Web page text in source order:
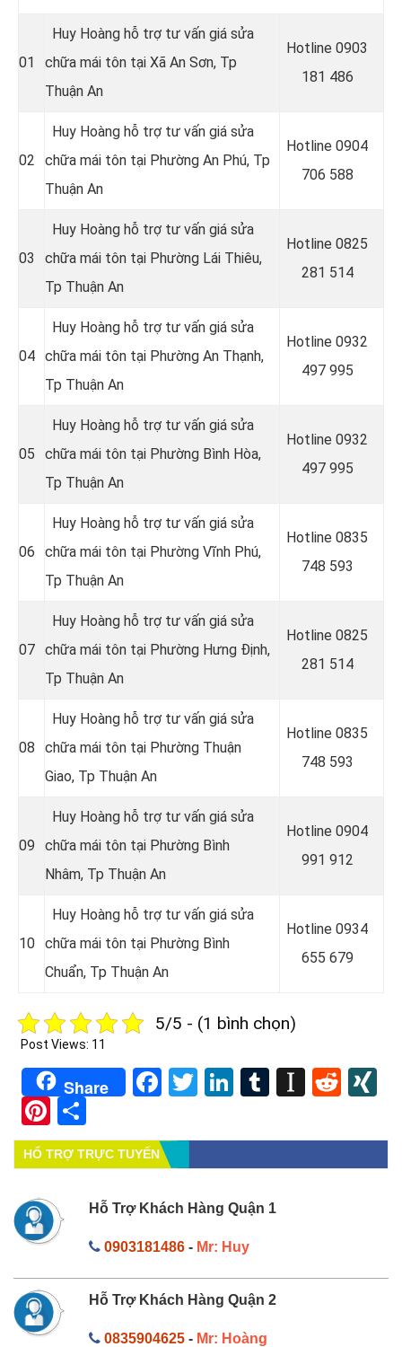
01
Huy Hoàng hỗ trợ tư vấn giá sửa
chữa mái tôn tại Xã An Sơn, Tp
Thuận An
Hotline 0903
181 486
02
Huy Hoàng hỗ trợ tư vấn giá sửa
chữa mái tôn tại Phường An Phú, Tp
Thuận An
Hotline 0904
706 588
03
Huy Hoàng hỗ trợ tư vấn giá sửa
chữa mái tôn tại Phường Lái Thiêu,
Tp Thuận An
Hotline 0825
281 514
04
Huy Hoàng hỗ trợ tư vấn giá sửa
chữa mái tôn tại Phường An Thạnh,
Tp Thuận An
Hotline 0932
497 995
05
Huy Hoàng hỗ trợ tư vấn giá sửa
chữa mái tôn tại Phường Bình Hòa,
Tp Thuận An
Hotline 0932
497 995
06
Huy Hoàng hỗ trợ tư vấn giá sửa
chữa mái tôn tại Phường Vĩnh Phú,
Tp Thuận An
Hotline 0835
748 593
07
Huy Hoàng hỗ trợ tư vấn giá sửa
chữa mái tôn tại Phường Hưng Định,
Tp Thuận An
Hotline 0825
281 514
08
Huy Hoàng hỗ trợ tư vấn giá sửa
chữa mái tôn tại Phường Thuận
Giao, Tp Thuận An
Hotline 0835
748 593
09
Huy Hoàng hỗ trợ tư vấn giá sửa
chữa mái tôn tại Phường Bình
Nhâm, Tp Thuận An
Hotline 0904
991 912
10
Huy Hoàng hỗ trợ tư vấn giá sửa
chữa mái tôn tại Phường Bình
Chuẩn, Tp Thuận An
Hotline 0934
655 679
5/5 - (1 bình chọn)
Post Views: 11
Share Facebook
TwitterLinkedIn
Tumblr
Pinterest
HỔ TRỢ TRỰC TUYẾN
Hỗ Trợ Khách Hàng Quận 1
0903181486- Mr: Huy
Hỗ Trợ Khách Hàng Quận 2
0835904625- Mr: Hoàng